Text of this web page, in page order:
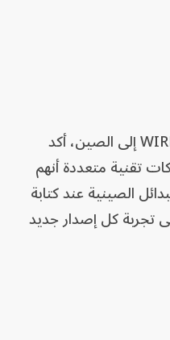
وخلال زيارة ميدانية أجرتها WIRED إلى الصين، أكد
تقنية متعددة أنهم
الصينية عند كتابة
تجربة كل إصدار جديد